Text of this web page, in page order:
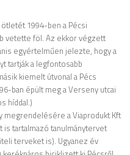
1994-ben a Pécsi
vetette föl. Az ekkor végzett
egyértelműen jelezte, hogya
tartják a legfontosabb
kiemelt útvonal a Pécs
ban épült meg a Verseny utcai
híddal.)
megrendelésére a Viaprodukt Kft
tartalmazó tanulmánytervet
terveket is). Ugyanez év